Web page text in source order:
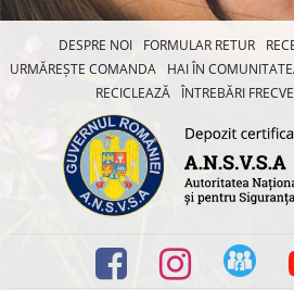
DESPRE NOI FORMULAR RETUR
URMĂREȘTE COMANDA
HAI ÎN
RECICLEAZĂ ÎNTREBĂRI